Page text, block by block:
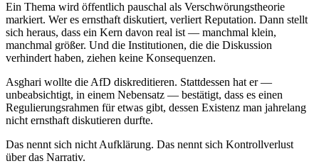
Ein Thema wird öffentlich pauschal als Verschwörungstheorie
markiert. Wer es ernsthaft diskutiert, verliert Reputation. Dann stellt
sich heraus, dass ein Kern davon real ist — manchmal klein,
manchmal größer. Und die Institutionen, die die Diskussion
verhindert haben, ziehen keine Konsequenzen.
Asghari wollte die AfD diskreditieren. Stattdessen hat er —
unbeabsichtigt, in einem Nebensatz — bestätigt, dass es einen
Regulierungsrahmen für etwas gibt, dessen Existenz man jahrelang
nicht ernsthaft diskutieren durfte.
Das nennt sich nicht Aufklärung. Das nennt sich Kontrollverlust
über das Narrativ.